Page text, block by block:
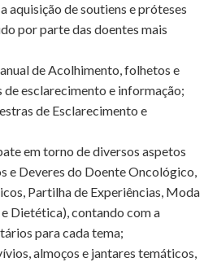
aquisição de soutiens e próteses
por parte das doentes mais
de Acolhimento, folhetos e
esclarecimento e informação;
de Esclarecimento e
em torno de diversos aspetos
e Deveres do Doente Oncológico,
Partilha de Experiências, Moda
Dietética), contando com a
para cada tema;
almoços e jantares temáticos,